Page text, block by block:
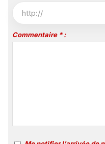
Commentaire * :